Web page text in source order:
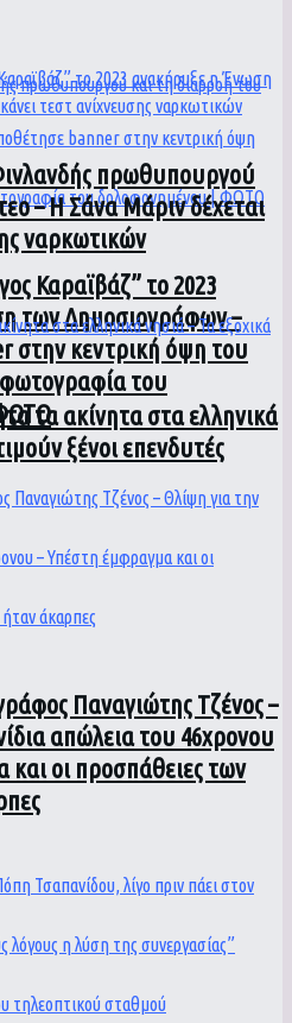
Καραϊβάζ” το 2023
των Δημοσιογράφων –
στην κεντρική όψη του
του
Παναγιώτης Τζένος –
απώλεια του 46χρονου
οι προσπάθειες των
πρωθυπουργού
– Η Σάνα Μάριν δέχεται
ναρκωτικών
τα ακίνητα στα ελληνικά
ξένοι επενδυτές